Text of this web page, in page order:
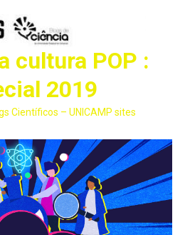
ferramentas
cultura POP :
2019
Científicos – UNICAMP sites